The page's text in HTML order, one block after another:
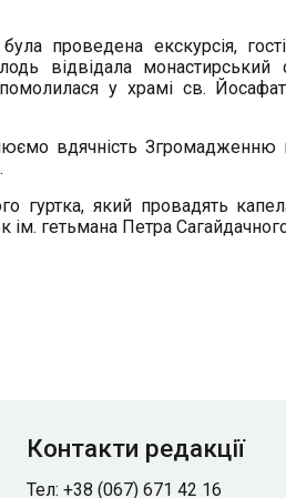
проведена екскурсія,
відвідала монастирський
у храмі св.
вдячність Згромадженню
гуртка, який провадять
ім. гетьмана Петра
Контакти редакції
Тел: +38 (067) 671 42 16